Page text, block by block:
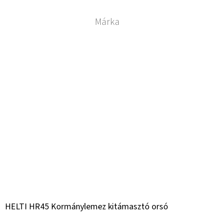
Márka
HELTI HR45 Kormánylemez kitámasztó orsó